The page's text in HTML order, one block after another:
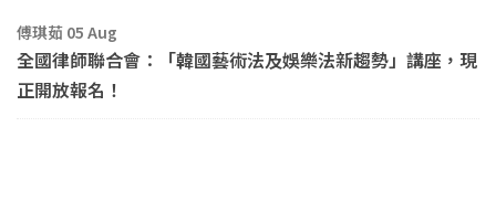
傅琪茹 05 Aug
全國律師聯合會：「韓國藝術法及娛樂法新趨勢」講座，現
正開放報名！